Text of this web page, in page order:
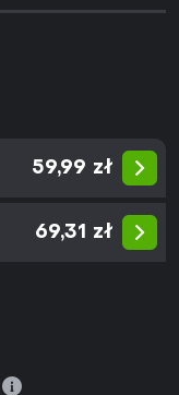
59,99 zł
69,31 zł